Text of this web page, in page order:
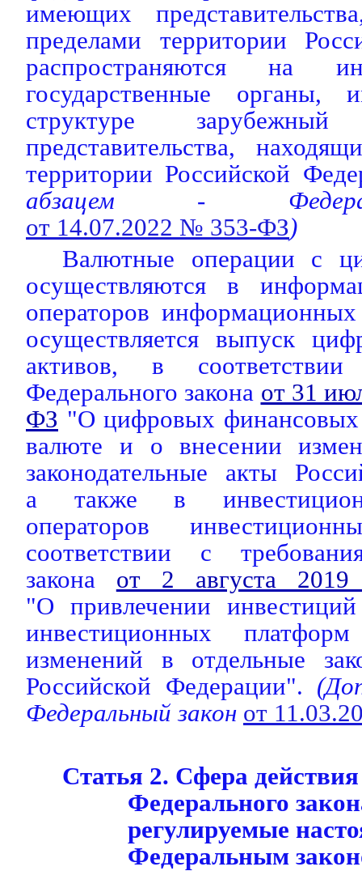
имеющих
пределами территории
распространяются на
государственные
структуре
представительства,
территории Российской
абзацем -
от 14.07.2022 № 353-ФЗ)
Валютные операции с
осуществляются в
операторов
осуществляется выпуск
активов, в
Федерального закона от 31
ФЗ "О цифровых финансовых
валюте и о внесении
законодательные акты
а также в
операторов
соответствии с
закона от 2 августа
"О привлечении
инвестиционных
изменений в отдельные
Российской Федерации".
Федеральный закон от
Статья 2. Сфера
Федерального
регулируемые
Федеральным